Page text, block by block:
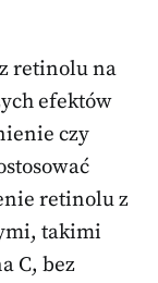
retinolu na
efektów
czy
retinolu z
takimi
C, bez